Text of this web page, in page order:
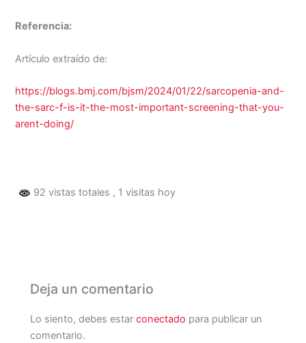
Referencia:
Artículo extraído de:
https://blogs.bmj.com/bjsm/2024/01/22/sarcopenia-and-
the-sarc-f-is-it-the-most-important-screening-that-you-
arent-doing/
92 vistas totales , 1 visitas hoy
Deja un comentario
Lo siento, debes estarconectado para publicar un
comentario.